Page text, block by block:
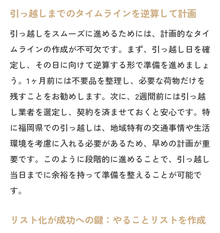
引っ越しまでのタイムラインを逆算して計画
引っ越しをスムーズに進めるためには、計画的なタイ
ムラインの作成が不可欠です。まず、引っ越し日を確
定し、その日に向けて逆算する形で準備を進めましょ
う。1ヶ月前には不要品を整理し、必要な荷物だけを
残すことをお勧めします。次に、2週間前には引っ越
し業者を選定し、契約を済ませておくと安心です。特
に福岡県での引っ越しは、地域特有の交通事情や生活
環境を考慮に入れる必要があるため、早めの計画が重
要です。このように段階的に進めることで、引っ越し
当日までに余裕を持って準備を整えることが可能で
す。
リスト化が成功への鍵：やることリストを作成